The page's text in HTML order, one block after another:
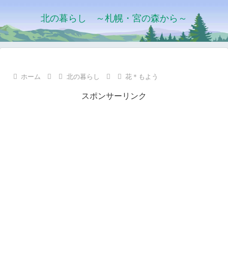
北の暮らし ～札幌・宮の森から～
ホーム 北の暮らし 花＊もよう
スポンサーリンク